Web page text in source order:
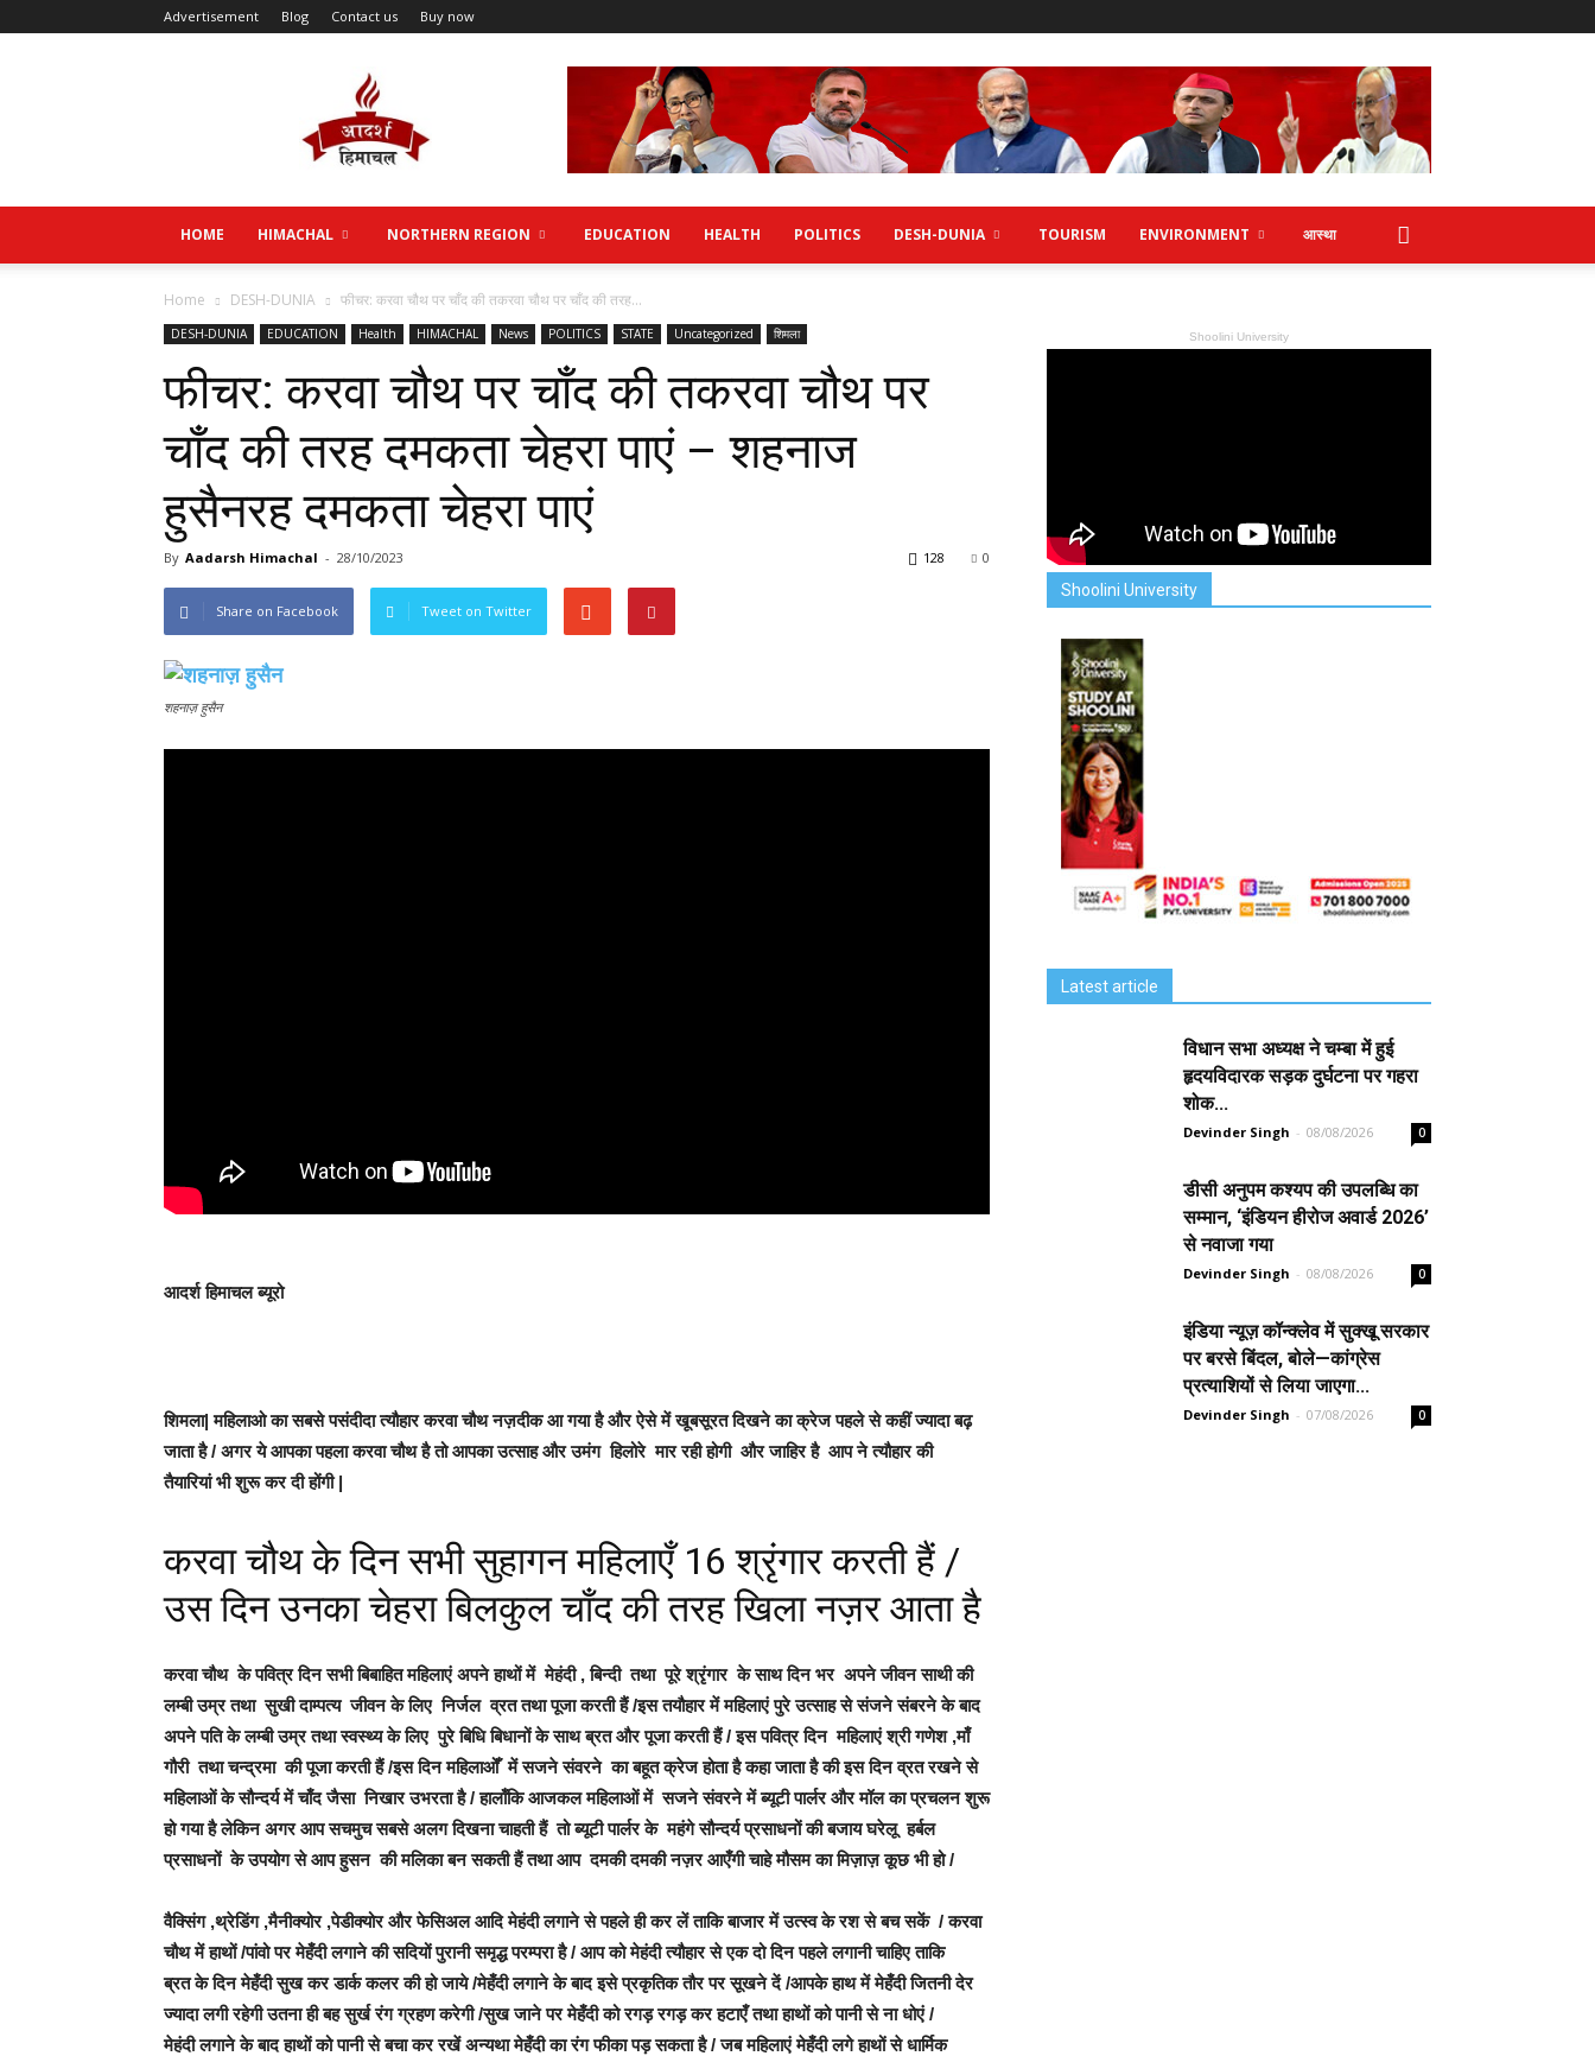
Advertisement Blog Contact us Buy now
HOME HIMACHAL NORTHERN REGION EDUCATION HEALTH POLITICS DESH-DUNIA TOURISM ENVIRONMENT आस्था
Home DESH-DUNIA फीचर: करवा चौथ पर चाँद की तकरवा चौथ पर चाँद की तरह...
DESH-DUNIA EDUCATION Health HIMACHAL News POLITICS STATE Uncategorized शिमला
फीचर: करवा चौथ पर चाँद की तकरवा चौथ पर
चाँद की तरह दमकता चेहरा पाएं – शहनाज
हुसैनरह दमकता चेहरा पाएं
By Aadarsh Himachal - 28/10/2023 0
128
Share on Facebook Tweet on Twitter
शहनाज़ हुसैन
आदर्श हिमाचल ब्यूरो
शिमला| महिलाओ का सबसे पसंदीदा त्यौहार करवा चौथ नज़दीक आ गया है और ऐसे में खूबसूरत दिखने का क्रेज पहले से कहीं ज्यादा बढ़
जाता है / अगर ये आपका पहला करवा चौथ है तो आपका उत्साह और उमंग हिलोरे मार रही होगी और जाहिर है आप ने त्यौहार की
तैयारियां भी शुरू कर दी होंगी |
करवा चौथ के दिन सभी सुहागन महिलाएँ 16 श्रृंगार करती हैं /
उस दिन उनका चेहरा बिलकुल चाँद की तरह खिला नज़र आता है
करवा चौथ के पवित्र दिन सभी बिबाहित महिलाएं अपने हाथों में मेहंदी , बिन्दी तथा पूरे श्रृंगार के साथ दिन भर अपने जीवन साथी की
लम्बी उम्र तथा सुखी दाम्पत्य जीवन के लिए निर्जल व्रत तथा पूजा करती हैं /इस तयौहार में महिलाएं पुरे उत्साह से संजने संबरने के बाद
अपने पति के लम्बी उम्र तथा स्वस्थ्य के लिए पुरे बिधि बिधानों के साथ ब्रत और पूजा करती हैं / इस पवित्र दिन महिलाएं श्री गणेश ,माँ
गौरी तथा चन्द्रमा की पूजा करती हैं /इस दिन महिलाओँ में सजने संवरने का बहूत क्रेज होता है कहा जाता है की इस दिन व्रत रखने से
महिलाओं के सौन्दर्य में चाँद जैसा निखार उभरता है / हालाँकि आजकल महिलाओं में सजने संवरने में ब्यूटी पार्लर और मॉल का प्रचलन शुरू
हो गया है लेकिन अगर आप सचमुच सबसे अलग दिखना चाहती हैं तो ब्यूटी पार्लर के महंगे सौन्दर्य प्रसाधनों की बजाय घरेलू हर्बल
प्रसाधनों के उपयोग से आप हुसन की मलिका बन सकती हैं तथा आप दमकी दमकी नज़र आएँगी चाहे मौसम का मिज़ाज़ कूछ भी हो /
वैक्सिंग ,थ्रेडिंग ,मैनीक्योर ,पेडीक्योर और फेसिअल आदि मेहंदी लगाने से पहले ही कर लें ताकि बाजार में उत्स्व के रश से बच सकें / करवा
चौथ में हाथों /पांवो पर मेहँदी लगाने की सदियों पुरानी समृद्ध परम्परा है / आप को मेहंदी त्यौहार से एक दो दिन पहले लगानी चाहिए ताकि
ब्रत के दिन मेहँदी सुख कर डार्क कलर की हो जाये /मेहँदी लगाने के बाद इसे प्रकृतिक तौर पर सूखने दें /आपके हाथ में मेहँदी जितनी देर
ज्यादा लगी रहेगी उतना ही बह सुर्ख रंग ग्रहण करेगी /सुख जाने पर मेहँदी को रगड़ रगड़ कर हटाएँ तथा हाथों को पानी से ना धोएं /
मेहंदी लगाने के बाद हाथों को पानी से बचा कर रखें अन्यथा मेहँदी का रंग फीका पड़ सकता है / जब महिलाएं मेहँदी लगे हाथों से धार्मिक
Shoolini University
Shoolini University
Latest article
विधान सभा अध्यक्ष ने चम्बा में हुई
हृदयविदारक सड़क दुर्घटना पर गहरा
शोक...
Devinder Singh - 08/08/2026 0
डीसी अनुपम कश्यप की उपलब्धि का
सम्मान, ‘इंडियन हीरोज अवार्ड 2026’
से नवाजा गया
Devinder Singh - 08/08/2026 0
इंडिया न्यूज़ कॉन्क्लेव में सुक्खू सरकार
पर बरसे बिंदल, बोले—कांग्रेस
प्रत्याशियों से लिया जाएगा...
Devinder Singh - 07/08/2026 0